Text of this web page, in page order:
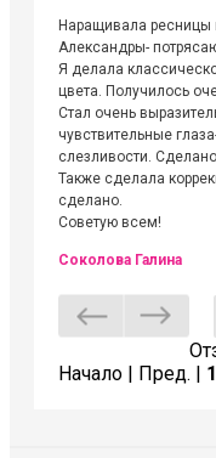
Наращивала ресницы
Александры-
Я делала
цвета. Получилось
Стал очень
чувствительные
слезливости.
Также сделала
сделано.
Советую всем!
Соколова Галина
Начало | Пред. | 1